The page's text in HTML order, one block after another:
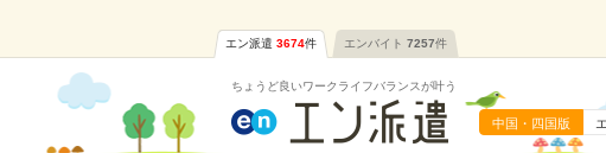
エン派遣 3674件 エンバイト 7257件
ちょうど良いワークライフバランスが叶う
中国・四国版